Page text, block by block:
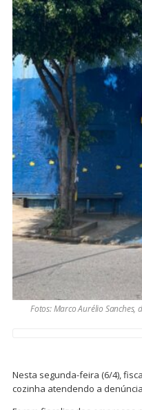
Fotos: Marco Aurélio Sanches,
Nesta segunda-feira (6/4),
cozinha atendendo a